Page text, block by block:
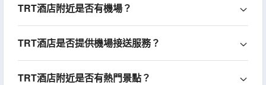
TRT酒店附近是否有機場？
TRT酒店是否提供機場接送服務？
TRT酒店附近是否有熱門景點？